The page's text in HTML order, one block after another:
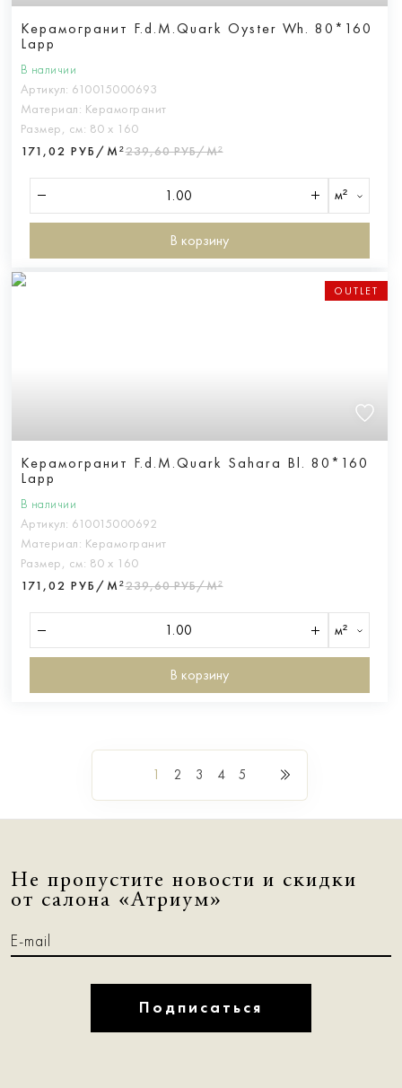
Керамогранит F.d.M.Quark Oyster Wh. 80*160
Lapp
В наличии
Артикул: 610015000693
Материал: Керамогранит
Размер, см: 80 х 160
171,02 РУБ/М²239,60 РУБ/М²
м²
В корзину
OUTLET
Керамогранит F.d.M.Quark Sahara Bl. 80*160
Lapp
В наличии
Артикул: 610015000692
Материал: Керамогранит
Размер, см: 80 х 160
171,02 РУБ/М²239,60 РУБ/М²
м²
В корзину
1 2 3 4 5
Не пропустите новости и скидки
от салона «Атриум»
Подписаться